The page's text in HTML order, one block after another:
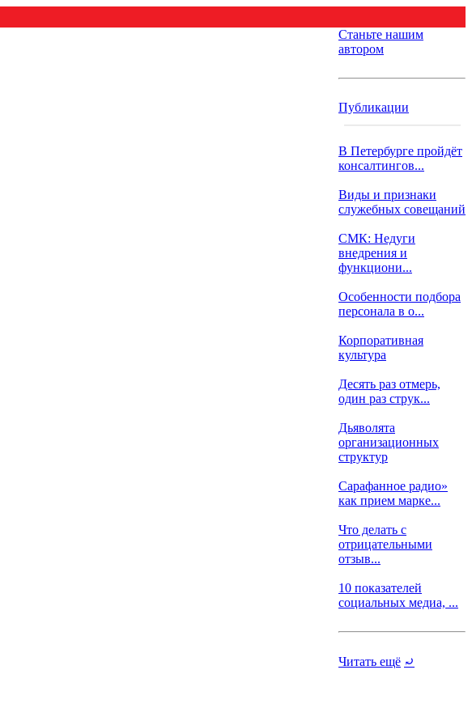
Станьте нашим
автором
Публикации
В Петербурге пройдёт
консалтингов...
Виды и признаки
служебных совещаний
СМК: Недуги
внедрения и
функциони...
Особенности подбора
персонала в о...
Корпоративная
культура
Десять раз отмерь,
один раз струк...
Дьяволята
организационных
структур
Сарафанное радио»
как прием марке...
Что делать с
отрицательными
отзыв...
10 показателей
социальных медиа, ...
Читать ещё ⤾